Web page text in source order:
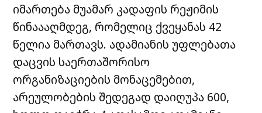
იმართება მუამარ კადაფის რეჟიმის
წინაააღმდეგ, რომელიც ქვეყანას 42
წელია მართავს. ადამიანის უფლებათა
დაცვის საერთაშორისო
ორგანიზაციების მონაცემებით,
არეულობების შედეგად დაიღუპა 600,